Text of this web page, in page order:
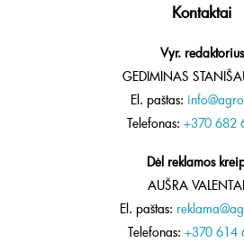
Kontaktai
Vyr. redaktorius
GEDIMINAS
El. paštas:
Telefonas: +370 682
Dėl reklamos
AUŠRA
El. paštas:
Telefonas: +370 614